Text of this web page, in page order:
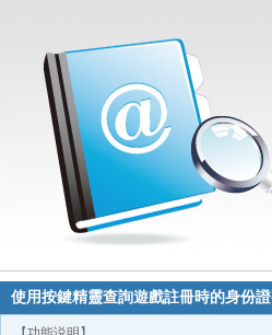
使用按鍵精靈查詢遊戲註冊時的身份